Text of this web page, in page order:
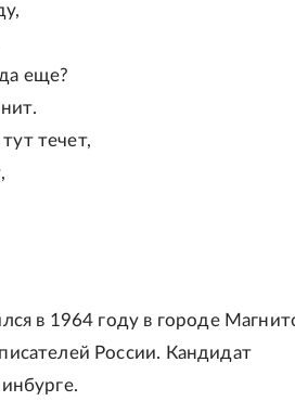
еще?
течет,
в 1964 году в городе
России. Кандидат